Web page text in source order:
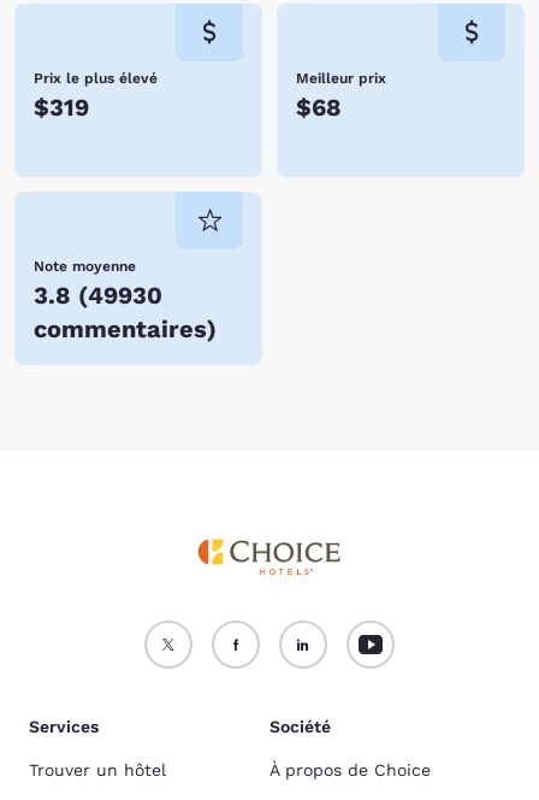
Prix le plus élevé
$319
Meilleur prix
$68
Note moyenne
3.8 (49930
commentaires)
Services
Trouver un hôtel
Société
À propos de Choice